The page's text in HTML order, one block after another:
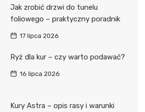
Jak zrobić drzwi do tunelu
foliowego – praktyczny poradnik
17 lipca 2026
Ryż dla kur – czy warto podawać?
16 lipca 2026
Kury Astra – opis rasy i warunki